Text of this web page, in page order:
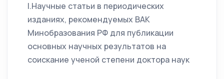
I.Научные статьи в периодических
изданиях, рекомендуемых ВАК
Минобразования РФ для публикации
основных научных результатов на
соискание ученой степени доктора наук